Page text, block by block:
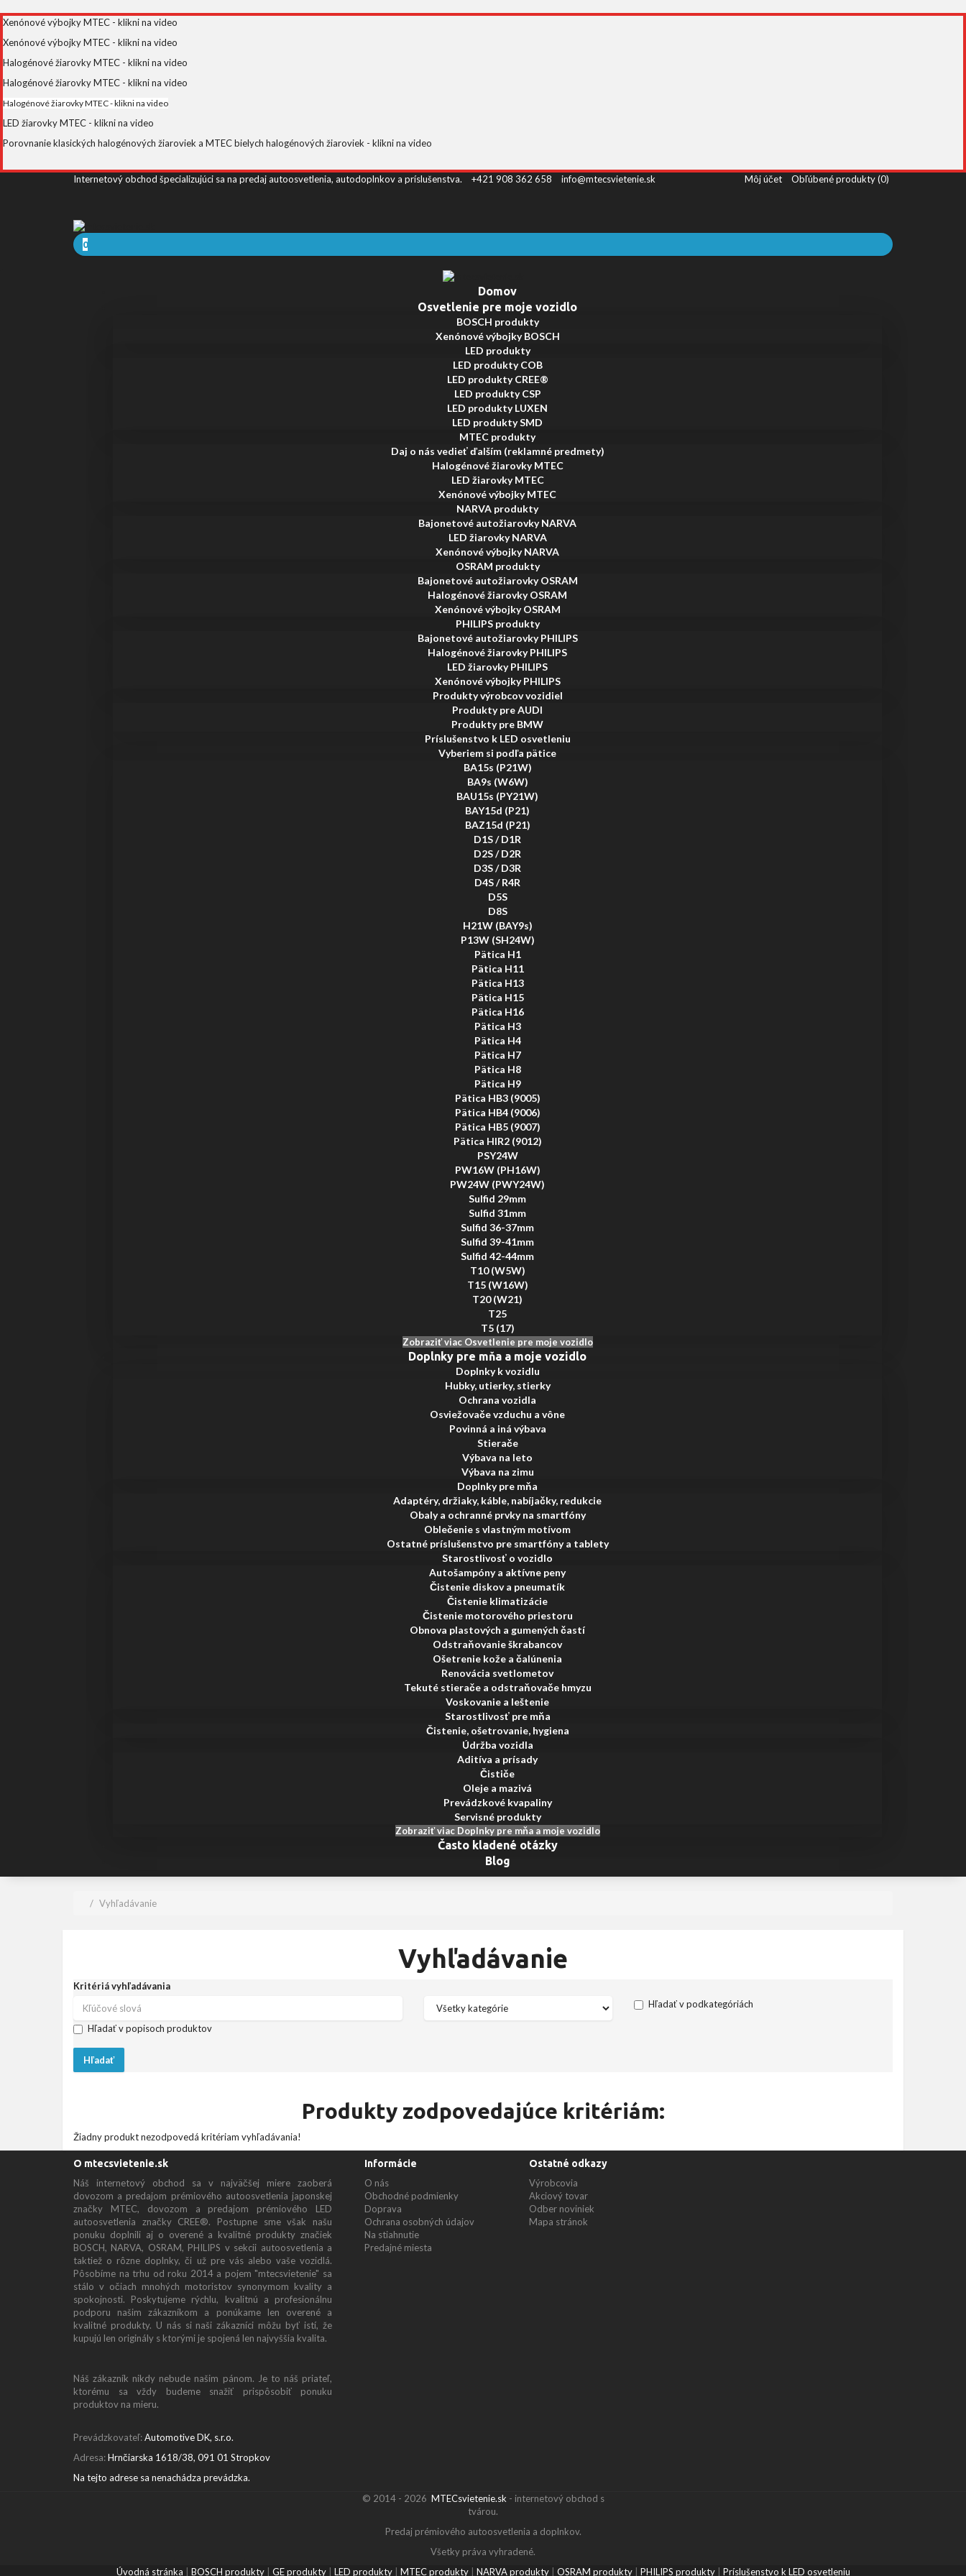
Xenónové výbojky MTEC - klikni na video
Xenónové výbojky MTEC - klikni na video
Halogénové žiarovky MTEC - klikni na video
Halogénové žiarovky MTEC - klikni na video
Halogénové žiarovky MTEC - klikni na video
LED žiarovky MTEC - klikni na video
Porovnanie klasických halogénových žiaroviek a MTEC bielych halogénových žiaroviek - klikni na video
Internetový obchod špecializujúci sa na predaj autoosvetlenia, autodoplnkov a príslušenstva. +421 908 362 658 info@mtecsvietenie.sk Môj účet Obľúbené produkty (0)
0
Domov
Osvetlenie pre moje vozidlo
BOSCH produkty
Xenónové výbojky BOSCH
LED produkty
LED produkty COB
LED produkty CREE®
LED produkty CSP
LED produkty LUXEN
LED produkty SMD
MTEC produkty
Daj o nás vedieť ďalším (reklamné predmety)
Halogénové žiarovky MTEC
LED žiarovky MTEC
Xenónové výbojky MTEC
NARVA produkty
Bajonetové autožiarovky NARVA
LED žiarovky NARVA
Xenónové výbojky NARVA
OSRAM produkty
Bajonetové autožiarovky OSRAM
Halogénové žiarovky OSRAM
Xenónové výbojky OSRAM
PHILIPS produkty
Bajonetové autožiarovky PHILIPS
Halogénové žiarovky PHILIPS
LED žiarovky PHILIPS
Xenónové výbojky PHILIPS
Produkty výrobcov vozidiel
Produkty pre AUDI
Produkty pre BMW
Príslušenstvo k LED osvetleniu
Vyberiem si podľa pätice
BA15s (P21W)
BA9s (W6W)
BAU15s (PY21W)
BAY15d (P21)
BAZ15d (P21)
D1S / D1R
D2S / D2R
D3S / D3R
D4S / R4R
D5S
D8S
H21W (BAY9s)
P13W (SH24W)
Pätica H1
Pätica H11
Pätica H13
Pätica H15
Pätica H16
Pätica H3
Pätica H4
Pätica H7
Pätica H8
Pätica H9
Pätica HB3 (9005)
Pätica HB4 (9006)
Pätica HB5 (9007)
Pätica HIR2 (9012)
PSY24W
PW16W (PH16W)
PW24W (PWY24W)
Sulfid 29mm
Sulfid 31mm
Sulfid 36-37mm
Sulfid 39-41mm
Sulfid 42-44mm
T10 (W5W)
T15 (W16W)
T20 (W21)
T25
T5 (17)
Zobraziť viac Osvetlenie pre moje vozidlo
Doplnky pre mňa a moje vozidlo
Doplnky k vozidlu
Hubky, utierky, stierky
Ochrana vozidla
Osviežovače vzduchu a vône
Povinná a iná výbava
Stierače
Výbava na leto
Výbava na zimu
Doplnky pre mňa
Adaptéry, držiaky, káble, nabíjačky, redukcie
Obaly a ochranné prvky na smartfóny
Oblečenie s vlastným motívom
Ostatné príslušenstvo pre smartfóny a tablety
Starostlivosť o vozidlo
Autošampóny a aktívne peny
Čistenie diskov a pneumatík
Čistenie klimatizácie
Čistenie motorového priestoru
Obnova plastových a gumených častí
Odstraňovanie škrabancov
Ošetrenie kože a čalúnenia
Renovácia svetlometov
Tekuté stierače a odstraňovače hmyzu
Voskovanie a leštenie
Starostlivosť pre mňa
Čistenie, ošetrovanie, hygiena
Údržba vozidla
Aditíva a prísady
Čističe
Oleje a mazivá
Prevádzkové kvapaliny
Servisné produkty
Zobraziť viac Doplnky pre mňa a moje vozidlo
Často kladené otázky
Blog
Vyhľadávanie
Vyhľadávanie
Kritériá vyhľadávania
Hľadať v podkategóriách
Hľadať v popisoch produktov
Produkty zodpovedajúce kritériám:
Žiadny produkt nezodpovedá kritériam vyhľadávania!
O mtecsvietenie.sk
Náš internetový obchod sa v najväčšej miere zaoberá
dovozom a predajom prémiového autoosvetlenia japonskej
značky MTEC, dovozom a predajom prémiového LED
autoosvetlenia značky CREE®. Postupne sme však našu
ponuku doplnili aj o overené a kvalitné produkty značiek
BOSCH, NARVA, OSRAM, PHILIPS v sekcii autoosvetlenia a
taktiež o rôzne doplnky, či už pre vás alebo vaše vozidlá.
Pôsobíme na trhu od roku 2014 a pojem "mtecsvietenie" sa
stálo v očiach mnohých motoristov synonymom kvality a
spokojnosti. Poskytujeme rýchlu, kvalitnú a profesionálnu
podporu našim zákazníkom a ponúkame len overené a
kvalitné produkty. U nás si naši zákazníci môžu byť istí, že
kupujú len originály s ktorými je spojená len najvyššia kvalita.
Náš zákazník nikdy nebude našim pánom. Je to náš priateľ,
ktorému sa vždy budeme snažiť prispôsobiť ponuku
produktov na mieru.
Prevádzkovateľ:Automotive DK, s.r.o.
Adresa:Hrnčiarska 1618/38, 091 01 Stropkov
Na tejto adrese sa nenachádza prevádzka.
Informácie
O nás
Obchodné podmienky
Doprava
Ochrana osobných údajov
Na stiahnutie
Predajné miesta
Ostatné odkazy
Výrobcovia
Akciový tovar
Odber noviniek
Mapa stránok
© 2014 - 2026 MTECsvietenie.sk - internetový obchod s
tvárou.
Predaj prémiového autoosvetlenia a doplnkov.
Všetky práva vyhradené.
Úvodná stránka
BOSCH produkty| GE produkty| LED produkty| MTEC produkty| NARVA produkty| OSRAM produkty| PHILIPS produkty| Príslušenstvo k LED osvetleniu